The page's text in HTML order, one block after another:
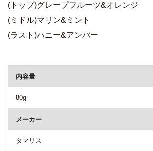
(トップ)グレープフルーツ&オレンジ
(ミドル)マリン&ミント
(ラスト)ハニー&アンバー
内容量
80g
メーカー
タマリス